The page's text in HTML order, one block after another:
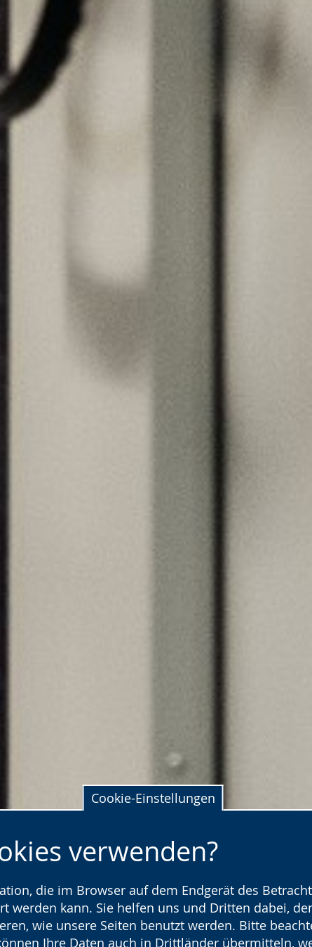
Cookie-Einstellungen
verwenden?
die im Browser auf dem Endgerät des
werden kann. Sie helfen uns und Dritten dabei,
wie unsere Seiten benutzt werden. Bitte
Ihre Daten auch in Drittländer übermitteln,